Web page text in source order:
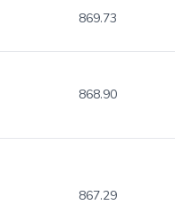
869.73
868.90
867.29